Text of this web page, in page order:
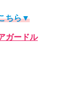
ちら▼
ガードル